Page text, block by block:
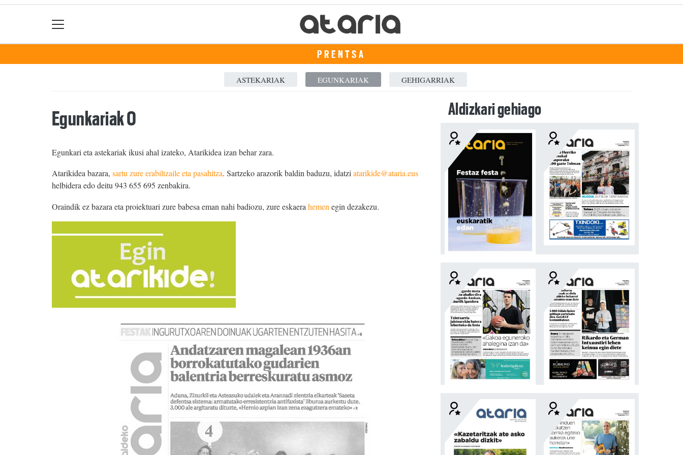
PRENTSA
ASTEKARIAK EGUNKARIAK GEHIGARRIAK
Egunkariak 0
Egunkari eta astekariak ikusi ahal izateko, Atarikidea izan behar zara.
Atarikidea bazara, sartu zure erabiltzaile eta pasahitza. Sartzeko arazorik baldin baduzu, idatziatarikide@ataria.eus
helbidera edo deitu 943 655 695 zenbakira.
Oraindik ez bazara eta proiektuari zure babesa eman nahi badiozu, zure eskaera hemen egin dezakezu.
Aldizkari gehiago